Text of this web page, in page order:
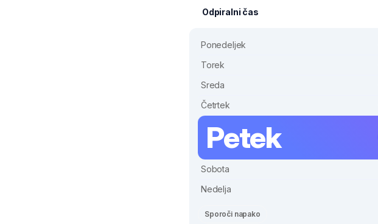
Odpiralni čas
Ponedeljek
Torek
Sreda
Četrtek
Petek
Sobota
Nedelja
Sporoči napako